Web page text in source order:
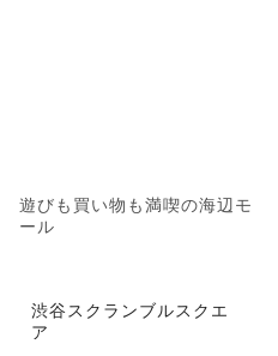
遊びも買い物も満喫の海辺モ
ール
渋谷スクランブルスクエ
ア